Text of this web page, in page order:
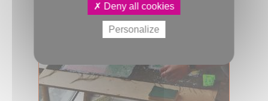
Deny all cookies
Personalize